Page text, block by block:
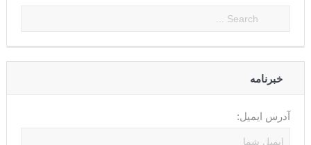
خبرنامه
آدرس ایمیل: